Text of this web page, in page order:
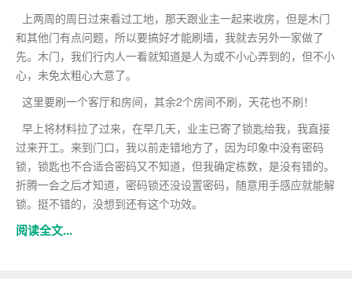
上两周的周日过来看过工地，那天跟业主一起来收房，但是木门
和其他门有点问题，所以要搞好才能刷墙，我就去另外一家做了
先。木门，我们行内人一看就知道是人为或不小心弄到的，但不小
心，未免太粗心大意了。
这里要刷一个客厅和房间，其余2个房间不刷，天花也不刷！
早上将材料拉了过来，在早几天，业主已寄了锁匙给我，我直接
过来开工。来到门口，我以前走错地方了，因为印象中没有密码
锁，锁匙也不合适合密码又不知道，但我确定栋数，是没有错的。
折腾一会之后才知道，密码锁还没设置密码，随意用手感应就能解
锁。挺不错的，没想到还有这个功效。
阅读全文...